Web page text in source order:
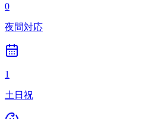
0
夜間対応
1
土日祝